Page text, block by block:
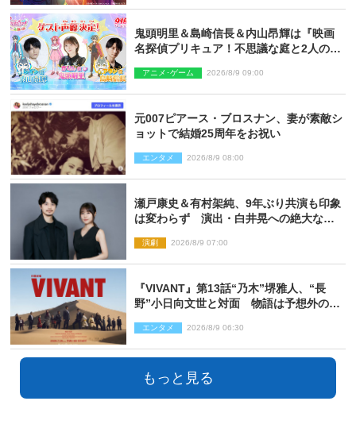
鬼頭明里＆島崎信長＆内山昂輝は『映画
名探偵プリキュア！不思議な庭と2人の秘
アニメ･ゲーム 2026/8/9 09:00
元007ピアース・ブロスナン、妻が素敵シ
ョットで結婚25周年をお祝い
エンタメ 2026/8/9 08:00
瀬戸康史＆有村架純、9年ぶり共演も印象
は変わらず 演出・白井晃への絶大なる
演劇 2026/8/9 07:00
『VIVANT』第13話“乃木”堺雅人、“長
野”小日向文世と対面 物語は予想外の展
エンタメ 2026/8/9 06:30
もっと見る